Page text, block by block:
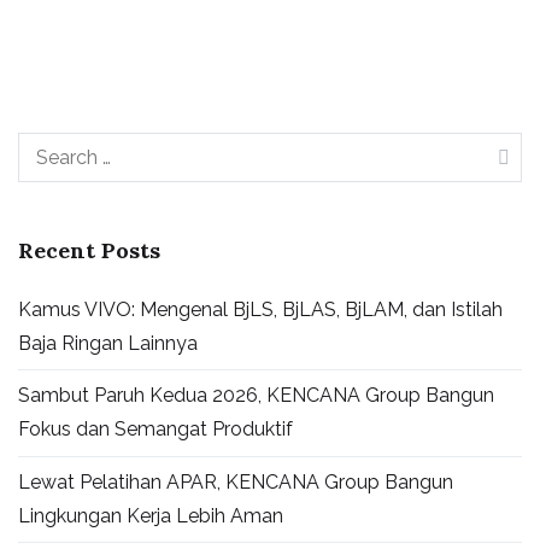
Recent Posts
Kamus VIVO: Mengenal BjLS, BjLAS, BjLAM, dan Istilah
Baja Ringan Lainnya
Sambut Paruh Kedua 2026, KENCANA Group Bangun
Fokus dan Semangat Produktif
Lewat Pelatihan APAR, KENCANA Group Bangun
Lingkungan Kerja Lebih Aman